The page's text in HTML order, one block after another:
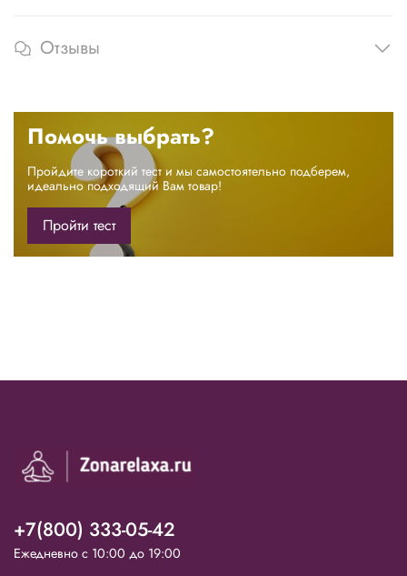
Отзывы
Помочь выбрать?
Пройдите короткий тест и мы самостоятельно подберем,
идеально подходящий Вам товар!
Пройти тест
+7(800) 333-05-42
Ежедневно с 10:00 до 19:00